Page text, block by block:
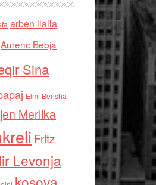
arben llalla
Aurenc Bebja
Sina
Elmi Berisha
Merlika
Fritz
Levonja